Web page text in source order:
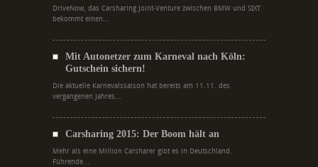
DriveNow, das Carsharing Joint-Venture zwischen BMW und SIXT
bekommt einen...
Mit Autonetzer zum Karneval nach Köln:
Gutschein sichern!
Die aktuelle Karnevalssaison hat bereits am 11.11. des
vergangenen Jahres...
Carsharing 2015: Der Boom hält an
Mehr als eine Million Carsharer gibt es in Deutschland.
Führende...